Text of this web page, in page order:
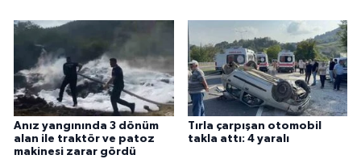
Anız yangınında 3 dönüm
alan ile traktör ve patoz
makinesi zarar gördü
Tırla çarpışan otomobil
takla attı: 4 yaralı